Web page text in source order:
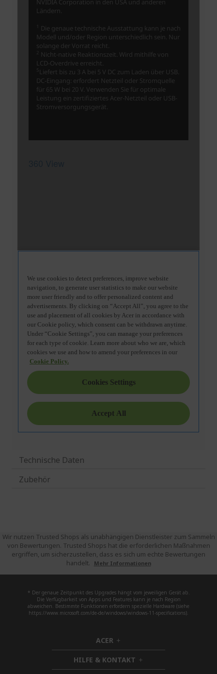
Technische Daten
Zubehör
Wir nutzen Trusted Shops als unabhängigen Dienstleister zum Sammeln
von Bewertungen. Trusted Shops hat die erforderlichen Maßnahmen
ergriffen, um sicherzustellen, dass es sich um echte Bewertungen
handelt.
Mehr Informationen
* Der genaue Zeitpunkt des Upgrades hängt vom jeweiligen Gerät ab.
Die Verfügbarkeit von Apps und Features kann je nach Region
abweichen. Bestimmte Funktionen erfordern spezielle Hardware (siehe
https://www.microsoft.com/de-de/windows/windows-11-specifications).
ACER h
i
d
d
HILFE & KONTAKT h
i